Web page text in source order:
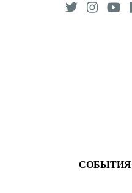
СОБЫТИЯ